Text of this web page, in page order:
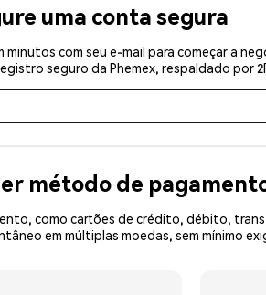
uma conta segura
minutos com seu e-mail para começar a
seguro da Phemex, respaldado por
método de
como cartões de crédito, débito,
em múltiplas moedas, sem mínimo